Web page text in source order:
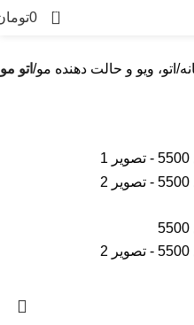
0
0
اتو، ویو و حالت دهنده مو اتو مو